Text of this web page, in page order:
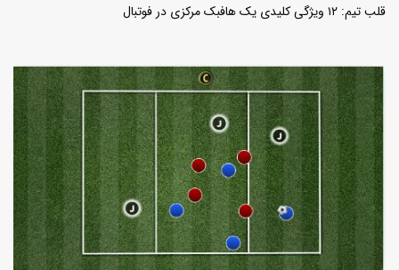
قلب تیم: ۱۲ ویژگی کلیدی یک هافبک مرکزی در فوتبال